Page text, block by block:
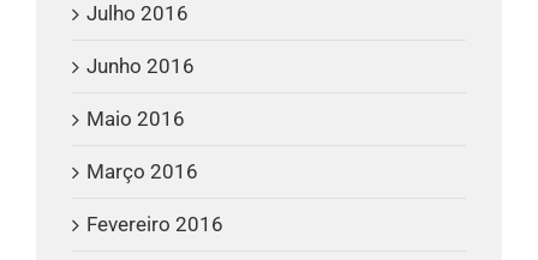
Julho 2016
Junho 2016
Maio 2016
Março 2016
Fevereiro 2016